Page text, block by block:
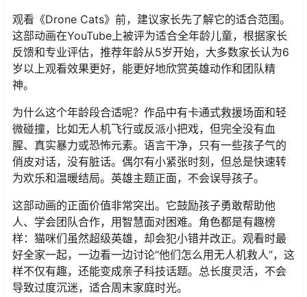
观看《Drone Cats》前，建议家长先了解它的适合范围。
这部动画在YouTube上被评为适合全年龄儿童，根据家长
反馈和专业评估，推荐年龄从5岁开始，大多数家长认为6
岁以上观看效果更好，能更好地欣赏英雄动作和团队精
神。
为什么这个年龄段合适呢？作品中有卡通式救援场面和轻
微碰撞，比如无人机飞行或反派小把戏，但完全没有血
腥、真实暴力或恐怖元素。语言干净，只有一些孩子气的
俏皮对话，没有脏话。偶尔有小紧张时刻，但总是快速转
为欢乐和温暖结局。英雄主题正面，不会误导孩子。
这部动画的正面价值非常突出。它鼓励孩子勇敢帮助他
人、学会团队合作，用智慧面对困难。角色都是有趣榜
样：猫咪们虽然超级英雄，却会犯小错并改正。观看时最
好全家一起，一边看一边讨论“他们怎么用无人机救人”，这
样不仅有趣，还能变成亲子科技话题。总长度灵活，不会
导致过度沉迷，适合周末家庭时光。